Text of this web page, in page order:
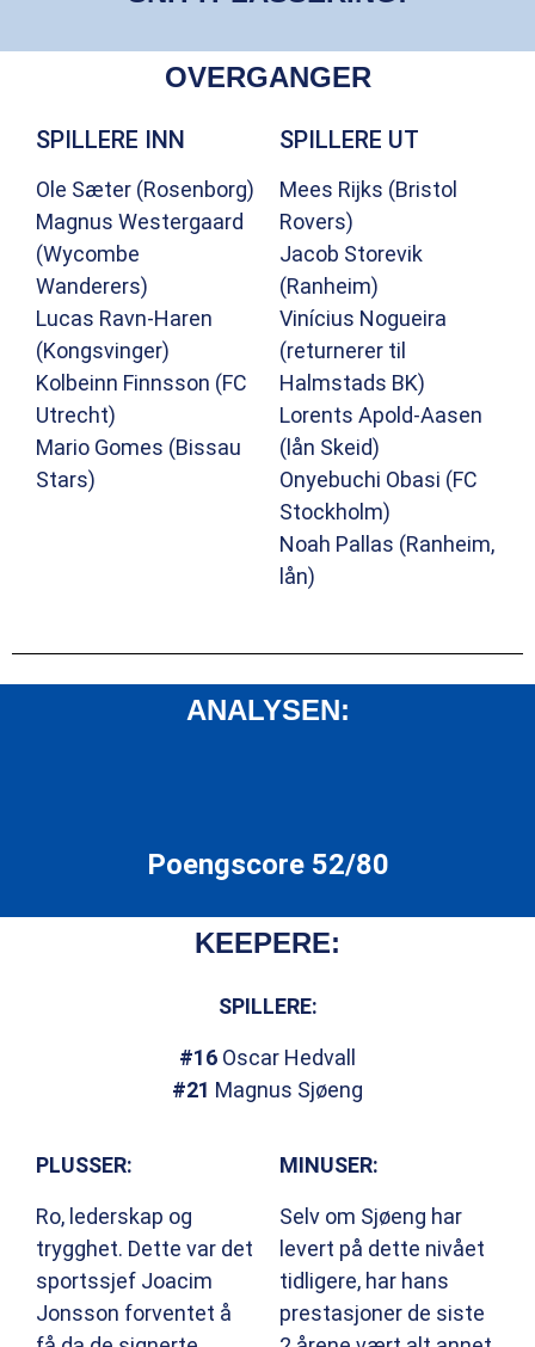
OVERGANGER
SPILLERE INN
Ole Sæter (Rosenborg)
Magnus Westergaard
(Wycombe
Wanderers)
Lucas Ravn-Haren
(Kongsvinger)
Kolbeinn Finnsson (FC
Utrecht)
Mario Gomes (Bissau
Stars)
SPILLERE UT
Mees Rijks (Bristol
Rovers)
Jacob Storevik
(Ranheim)
Vinícius Nogueira
(returnerer til
Halmstads BK)
Lorents Apold-Aasen
(lån Skeid)
Onyebuchi Obasi (FC
Stockholm)
Noah Pallas (Ranheim,
lån)
ANALYSEN:
Poengscore 52/80
KEEPERE:
SPILLERE:
#16 Oscar Hedvall
#21 Magnus Sjøeng
PLUSSER:
Ro, lederskap og
trygghet. Dette var det
sportssjef Joacim
Jonsson forventet å
MINUSER:
Selv om Sjøeng har
levert på dette nivået
tidligere, har hans
prestasjoner de siste